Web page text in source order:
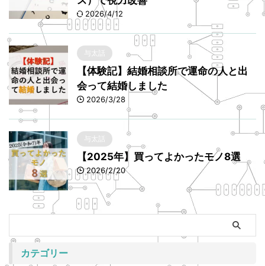
2026/4/12
与太話
【体験記】結婚相談所で運命の人と出
会って結婚しました
2026/3/28
与太話
【2025年】買ってよかったモノ8選
2026/2/20
カテゴリー